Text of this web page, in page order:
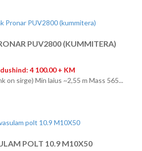
PUV2800 (KUMMITERA)
4 100.00 + KM
on sirge) Min laius ~2,55 m Mass 565...
POLT 10.9 M10X50